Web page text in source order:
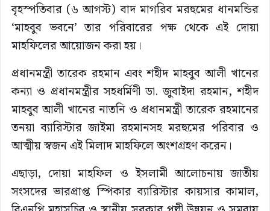
বৃহস্পতিবার (৬ আগস্ট) বাদ মাগরিব মরহুমের ধানমন্ডির
‘মাহবুব ভবনে’ তার পরিবারের পক্ষ থেকে এই দোয়া
মাহফিলের আয়োজন করা হয়।
প্রধানমন্ত্রী তারেক রহমান এবং শহীদ মাহবুব আলী খানের
কন্যা ও প্রধানমন্ত্রীর সহধর্মিণী ডা. জুবাইদা রহমান, শহীদ
মাহবুব আলী খানের নাতনি ও প্রধানমন্ত্রী তারেক রহমানের
তনয়া ব্যারিস্টার জাইমা রহমানসহ মরহুমের পরিবার ও
আত্মীয় স্বজন এই মিলাদ মাহফিলে অংশগ্রহণ করেন।
এছাড়া, দোয়া মাহফিল ও ইসলামী আলোচনায় জাতীয়
সংসদের ভারপ্রাপ্ত স্পিকার ব্যারিস্টার কায়সার কামাল,